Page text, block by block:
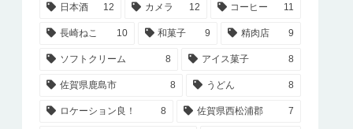
日本酒 12 カメラ 12 コーヒー 11
長崎ねこ 10 和菓子 9 精肉店 9
ソフトクリーム 8 アイス菓子 8
佐賀県鹿島市 8 うどん 8
ロケーション良！ 8 佐賀県西松浦郡 7